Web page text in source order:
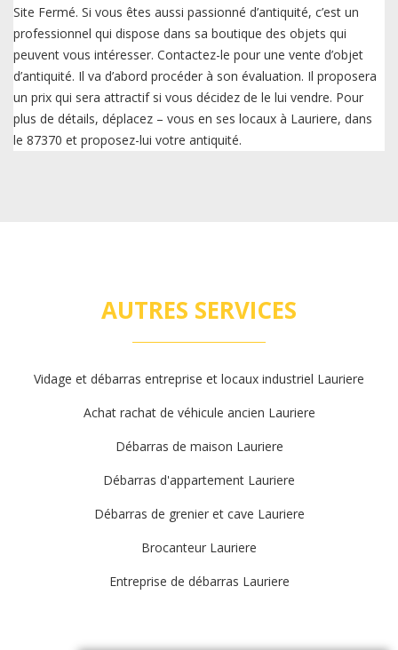
Site Fermé. Si vous êtes aussi passionné d’antiquité, c’est un
professionnel qui dispose dans sa boutique des objets qui
peuvent vous intéresser. Contactez-le pour une vente d’objet
d’antiquité. Il va d’abord procéder à son évaluation. Il proposera
un prix qui sera attractif si vous décidez de le lui vendre. Pour
plus de détails, déplacez – vous en ses locaux à Lauriere, dans
le 87370 et proposez-lui votre antiquité.
AUTRES SERVICES
Vidage et débarras entreprise et locaux industriel Lauriere
Achat rachat de véhicule ancien Lauriere
Débarras de maison Lauriere
Débarras d'appartement Lauriere
Débarras de grenier et cave Lauriere
Brocanteur Lauriere
Entreprise de débarras Lauriere